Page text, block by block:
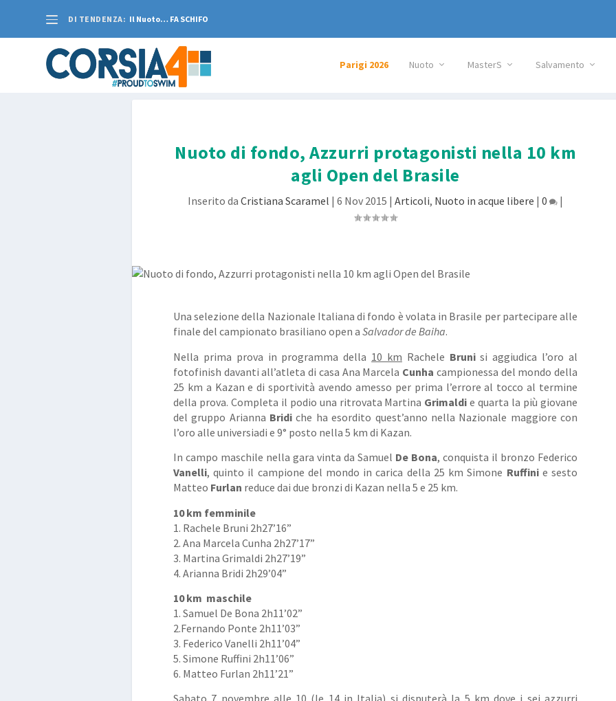
DI TENDENZA: Il Nuoto… FA SCHIFO
Parigi 2026 Nuoto MasterS Salvamento
Nuoto di fondo, Azzurri protagonisti nella 10 km
agli Open del Brasile
Inserito da Cristiana Scaramel | 6 Nov 2015 | Articoli, Nuoto in acque libere | 0 |
Una selezione della Nazionale Italiana di fondo è volata in Brasile per partecipare alle
finale del campionato brasiliano open a Salvador de Baiha.
Nella prima prova in programma della 10 km Rachele Brunisi aggiudica l’oro al
fotofinish davanti all’atleta di casa Ana Marcela Cunha campionessa del mondo della
25 km a Kazan e di sportività avendo amesso per prima l’errore al tocco al termine
della prova. Completa il podio una ritrovata Martina Grimaldi e quarta la più giovane
del gruppo Arianna Bridi che ha esordito quest’anno nella Nazionale maggiore con
l’oro alle universiadi e 9° posto nella 5 km di Kazan.
In campo maschile nella gara vinta da Samuel De Bona, conquista il bronzo Federico
Vanelli, quinto il campione del mondo in carica della 25 km Simone Ruffinie sesto
Matteo Furlan reduce dai due bronzi di Kazan nella 5 e 25 km.
10 km femminile
1. Rachele Bruni 2h27’16”
2. Ana Marcela Cunha 2h27’17”
3. Martina Grimaldi 2h27’19”
4. Arianna Bridi 2h29’04”
10 km maschile
1. Samuel De Bona 2h11’02”
2.Fernando Ponte 2h11’03”
3. Federico Vanelli 2h11’04”
5. Simone Ruffini 2h11’06”
6. Matteo Furlan 2h11’21”